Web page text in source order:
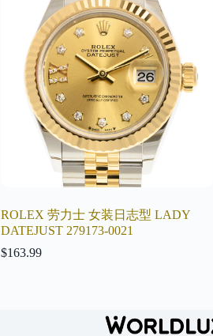
ROLEX 劳力士 女装日志型 LADY
DATEJUST 279173-0021
$163.99